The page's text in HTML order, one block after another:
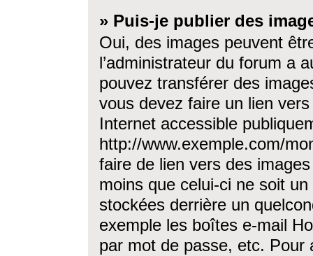
» Puis-je publier des
Oui, des images peuvent
l’administrateur du forum a
pouvez transférer des
vous devez faire un lien
Internet accessible
http://www.exemple.com/
faire de lien vers des
moins que celui-ci ne soit
stockées derrière un
exemple les boîtes e-mail
par mot de passe, etc. Pour